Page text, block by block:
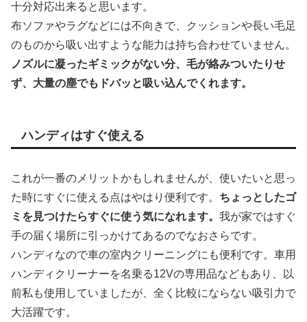
十分対応出来ると思います。
布ソファやラグなどには不向きで、クッションや長い毛足
のものから吸い出すような能力は持ち合わせていません。
ノズルに凝ったギミックがない分、毛が絡みついたりせ
ず、大量の塵でもドバッと吸い込んでくれます。
ハンディはすぐ使える
これが一番のメリットかもしれませんが、使いたいと思っ
た時にすぐに使える点はやはり便利です。 ちょっとしたゴ
ミを見つけたらすぐに使う気になれます。 我が家ではすぐ
手の届く場所に引っかけてあるのでなおさらです。
ハンディなので車の室内クリーニングにも便利です。車用
ハンディクリーナーを名乗る12Vの専用品などもあり、以
前私も使用していましたが、全く比較にならない吸引力で
大活躍です。